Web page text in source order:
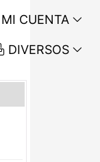
MI CUENTA
DIVERSOS